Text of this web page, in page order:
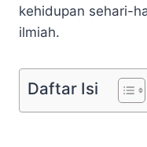
kehidupan sehari-
ilmiah.
Daftar Isi